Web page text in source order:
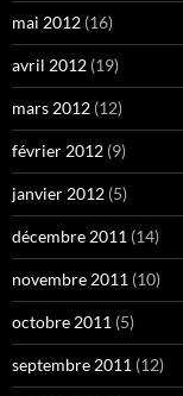
mai 2012 (16)
avril 2012 (19)
mars 2012 (12)
février 2012 (9)
janvier 2012 (5)
décembre 2011 (14)
novembre 2011 (10)
octobre 2011 (5)
septembre 2011 (12)